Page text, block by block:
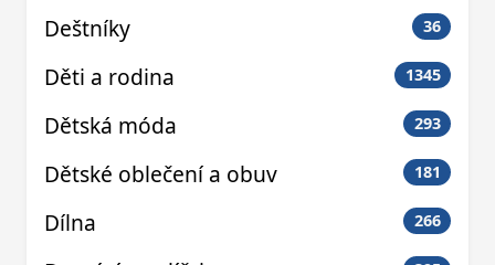
Deštníky 36
Děti a rodina 1345
Dětská móda 293
Dětské oblečení a obuv 181
Dílna 266